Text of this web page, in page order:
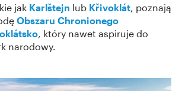
jak Karlštejn lub Křivoklát, poznają
Obszaru Chronionego
, który nawet aspiruje do
narodowy.